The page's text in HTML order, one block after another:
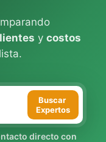
y costos
Buscar
Expertos
directo con